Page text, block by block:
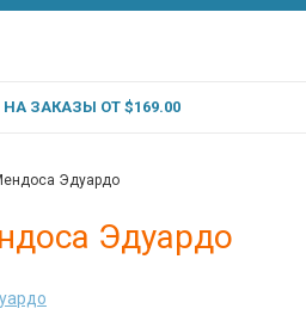
ЗАКАЗЫ ОТ $169.00
Эдуардо
Эдуардо